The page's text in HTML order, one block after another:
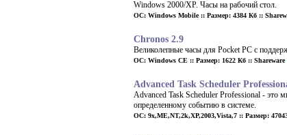
Windows 2000/XP. Часы на рабочий стол.
ОС: Windows Mobile :: Размер: 4384 Кб ::
Chronos 2.9
Великолепные часы для Pocket PC с
ОС: Windows CE :: Размер: 1622 Кб :: Shareware
Advanced Task Scheduler
Advanced Task Scheduler Professional - это
определенному событию в системе.
ОС: 9x,ME,NT,2k,XP,2003,Vista,7 :: Размер: